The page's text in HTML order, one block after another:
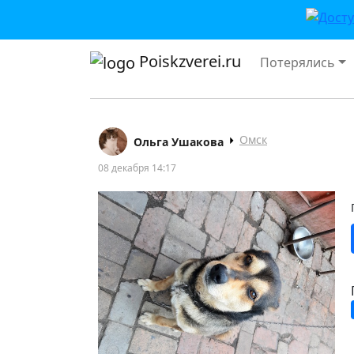
Poiskzverei.ru Потерялись
Ольга Ушакова Омск
08 декабря 14:17